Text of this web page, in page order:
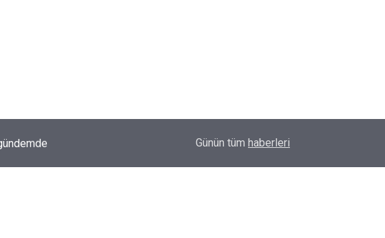
Diyarbakır’da inek az sahibine saldırdı
Günün tüm haberleri